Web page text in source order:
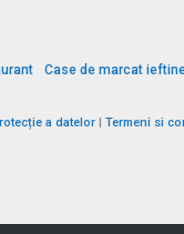
Case de marcat
a datelor | Termeni si